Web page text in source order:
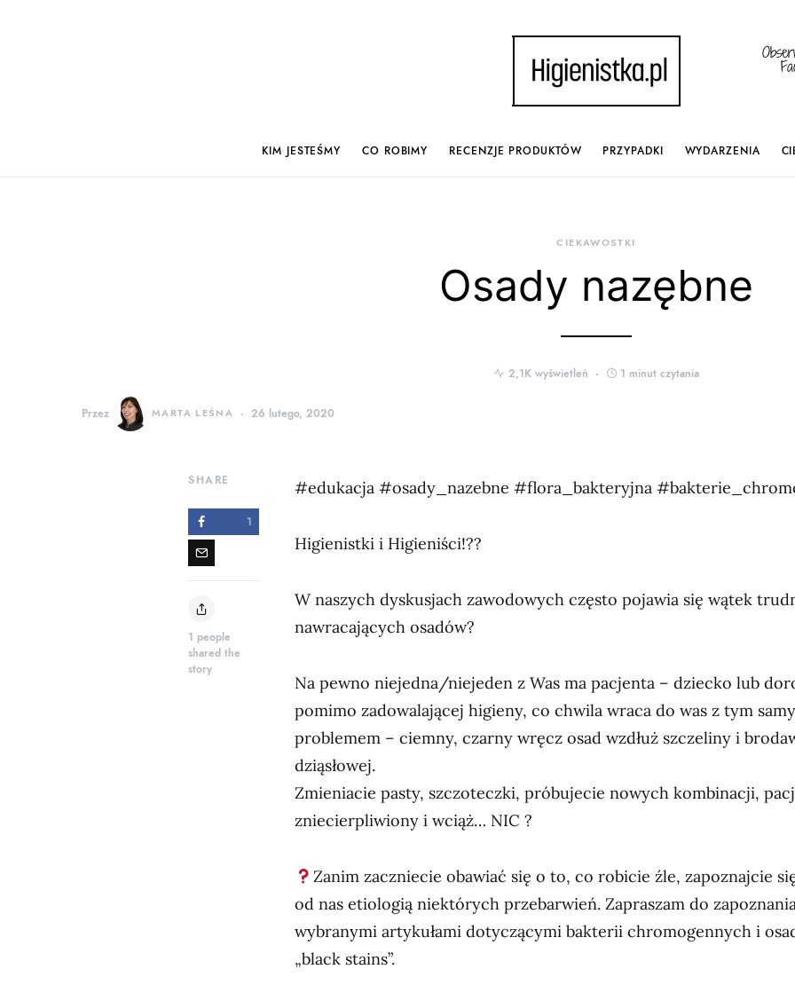
KIM JESTEŚMY CO ROBIMY RECENZJE PRODUKTÓW PRZYPADKI WYDARZENIA
CIEKAWOSTKI
Osady nazębne
2,1K wyświetleń 1 minut czytania
Przez MARTA LEŚNA 26 lutego, 2020
SHARE
1 people
shared the
story
1
#edukacja #osady_nazebne #flora_bakteryjna
Higienistki i Higieniści!??
W naszych dyskusjach zawodowych często pojawia się wątek
nawracających osadów?
Na pewno niejedna/niejeden z Was ma pacjenta – dziecko lub
pomimo zadowalającej higieny, co chwila wraca do was z tym
problemem – ciemny, czarny wręcz osad wzdłuż szczeliny i
dziąsłowej.
Zmieniacie pasty, szczoteczki, próbujecie nowych kombinacji,
zniecierpliwiony i wciąż… NIC ?
Zanim zaczniecie obawiać się o to, co robicie źle, zapoznajcie
od nas etiologią niektórych przebarwień. Zapraszam do
wybranymi artykułami dotyczącymi bakterii chromogennych i
„black stains”.